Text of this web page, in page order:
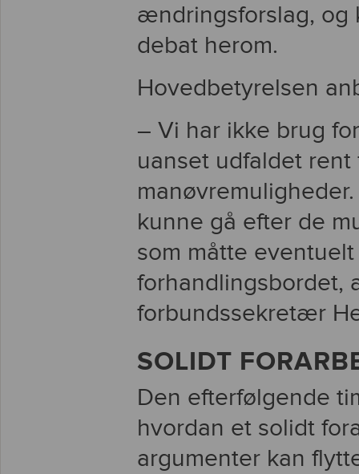
ændringsforslag, og
debat herom.
Hovedbetyrelsen
– Vi har ikke brug
uanset udfaldet rent
kunne gå efter de
som måtte
forhandlingsbordet,
forbundssekretær
SOLIDT
Den efterfølgende
hvordan et solidt
argumenter kan